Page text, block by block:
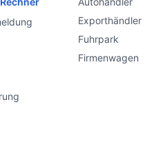
Exporthändler
Fuhrpark
Firmenwagen